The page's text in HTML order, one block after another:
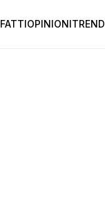
FATTIOPINIONITREND